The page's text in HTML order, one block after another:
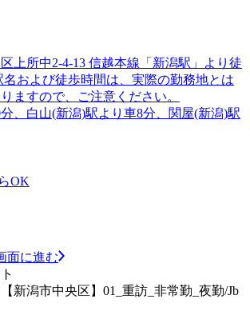
上所中2-4-13 信越本線「新潟駅」より徒
および徒歩時間は、実際の勤務地とは
ますので、ご注意ください。
、白山(新潟)駅より車8分、関屋(新潟)駅
OK
面に進む
新潟市中央区】01_重訪_非常勤_夜勤/Jb